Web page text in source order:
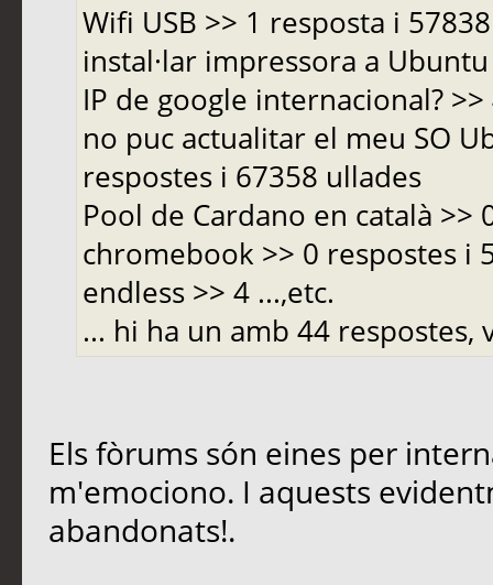
Wifi USB >> 1 resposta i
instal·lar impressora a
IP de google internacional?
no puc actualitar el meu SO
respostes i 67358 ullades
Pool de Cardano en català >>
chromebook >> 0 respostes i
endless >> 4 ...,etc.
... hi ha un amb 44 respostes,
Els fòrums són eines per
m'emociono. I aquests
abandonats!.